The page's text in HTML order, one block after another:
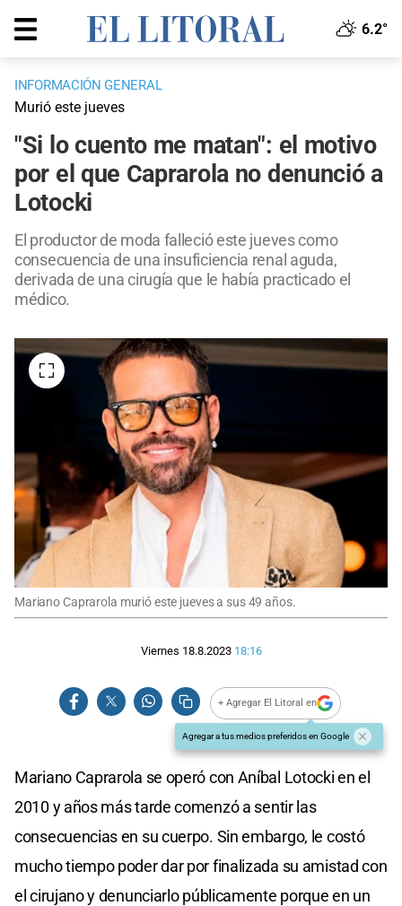
6.2°
INFORMACIÓN GENERAL
Murió este jueves
"Si lo cuento me matan": el motivo
por el que Caprarola no denunció a
Lotocki
El productor de moda falleció este jueves como
consecuencia de una insuficiencia renal aguda,
derivada de una cirugía que le había practicado el
médico.
Mariano Caprarola murió este jueves a sus 49 años.
Viernes 18.8.2023 18:16
+ Agregar El Litoral en
Agregar a tus medios preferidos en Google
Mariano Caprarola se operó con Aníbal Lotocki en el
2010 y años más tarde comenzó a sentir las
consecuencias en su cuerpo. Sin embargo, le costó
mucho tiempo poder dar por finalizada su amistad con
el cirujano y denunciarlo públicamente porque en un